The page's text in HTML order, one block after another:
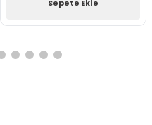
Sepete Ekle